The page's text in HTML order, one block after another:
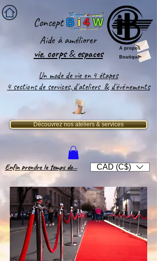
''Le pontpour le monde!''
ConceptB i 4 W
''Bridge-it-4world''
Aide à améliorer
vie, corps&espaces​
A propos
Boutique
Un mode de vie en 4 étapes
4 sections de services, d'ateliers & d'événements
CAD (C$)
Enfin prendre le temps de...
Découvrez nos ateliers & services